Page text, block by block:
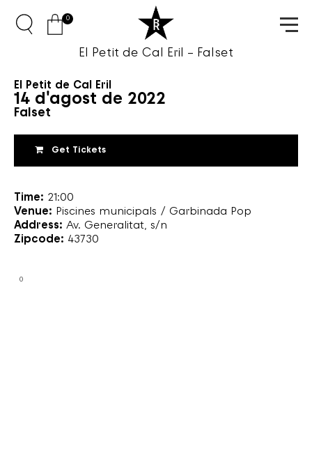
El Petit de Cal Eril – Falset
0
El Petit de Cal Eril
14 d'agost de 2022
Falset
Get Tickets
Time: 21:00
Venue: Piscines municipals / Garbinada Pop
Address: Av. Generalitat, s/n
Zipcode: 43730
0